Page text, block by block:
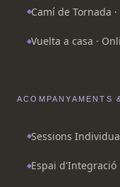
Camí de Tornada
Vuelta a casa ·
ACOMPANYAMENTS
Sessions
Espai